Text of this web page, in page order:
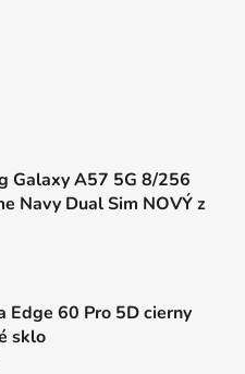
v
k
p
i
s
Galaxy A57 5G 8/256
Navy Dual Sim NOVÝ z
Edge 60 Pro 5D cierny
sklo